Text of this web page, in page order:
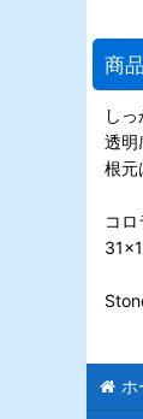
商
し
透明
根元
コ
ホ